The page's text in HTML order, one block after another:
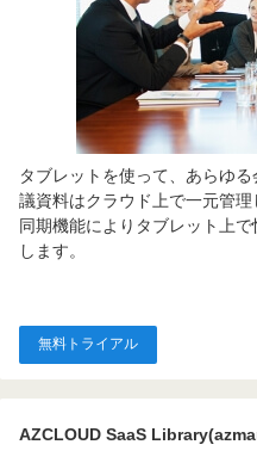
タブレットを使って、あらゆ
議資料はクラウド上で一元管
同期機能によりタブレット上
します。
無料トライアル
AZCLOUD SaaS